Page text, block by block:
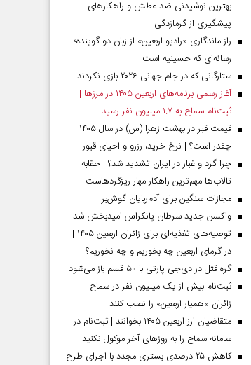
بهترین نوشیدنی ضد عطش و راهکارهای
پیشگیری از گرمازدگی
راز ماندگاری «رادیو اربعین» از زبان دو گوینده؛
رسانه‌ای که حسینیه است
ستارگانی که در جام جهانی ۲۰۲۶ بازی نکردند
آغاز رسمی برنامه‌های اربعین ۱۴۰۵ در مرز‌ها |
ثبت‌نام سماح به ۱.۷ میلیون نفر رسید
قیمت قبر در بهشت زهرا (س) در سال ۱۴۰۵
چقدر است؟ | نرخ خرید، رزرو و احیای قبور
چرا گرد و غبار در ایران تشدید شد؟ | حقابه
تالاب‌ها مهم‌ترین راهکار مهار ریزگردهاست
مجازات سنگین برای آدم‌ربایان گوش‌بر
واکسن جدید سرطان پانکراس امیدبخش شد
توصیه‌های تغذیه‌ای برای زائران اربعین ۱۴۰۵ |
در گرمای اربعین چه بخوریم و چه نخوریم؟
گره قتل در دی‌جی پارتی با ۵۰ قسم باز می‌شود
ثبت‌نام بیش از یک میلیون نفر در سماح |
زائران «همیار اربعین» را نصب کنند
متقاضیان ارز اربعین ۱۴۰۵ بخوانند | ثبت‌نام در
سامانه سماح را به روز‌های آخر موکول نکنید
کاهش ۲۵ درصدی بستری مجدد با اجرای طرح